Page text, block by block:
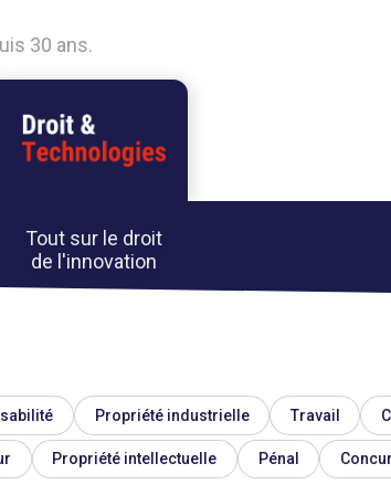
30 ans.
Tout sur le droit
de l'innovation
Propriété industrielle Travail
Propriété intellectuelle Pénal